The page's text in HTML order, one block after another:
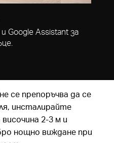
Google Assistant за
се препоръчва да се
инсталирайте
2-3 м и
нощно виждане при